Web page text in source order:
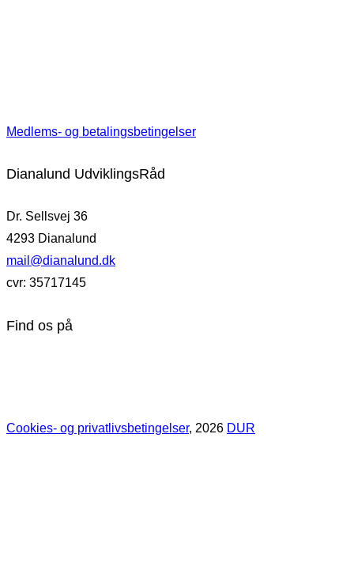
Medlems- og betalingsbetingelser
Dianalund UdviklingsRåd
Dr. Sellsvej 36
4293 Dianalund
mail@dianalund.dk
cvr: 35717145
Find os på
Cookies- og privatlivsbetingelser, 2026 DUR